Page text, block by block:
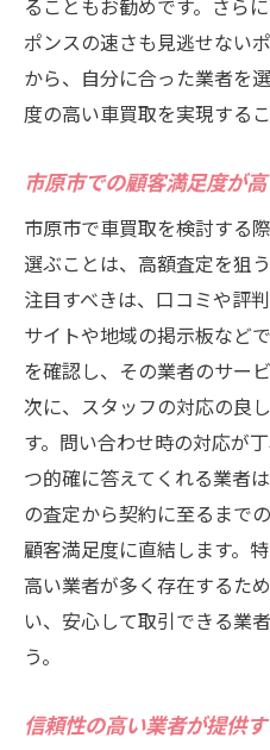
ポンスの速さも見逃せない
から、自分に合った業者を
度の高い車買取を実現する
市原市での顧客満足度が
市原市で車買取を検討する
選ぶことは、高額査定を狙
注目すべきは、口コミや評
サイトや地域の掲示板など
を確認し、その業者のサー
次に、スタッフの対応の良
す。問い合わせ時の対応が
つ的確に答えてくれる業者
の査定から契約に至るまで
顧客満足度に直結します。
高い業者が多く存在するた
い、安心して取引できる業
う。
信頼性の高い業者が提供